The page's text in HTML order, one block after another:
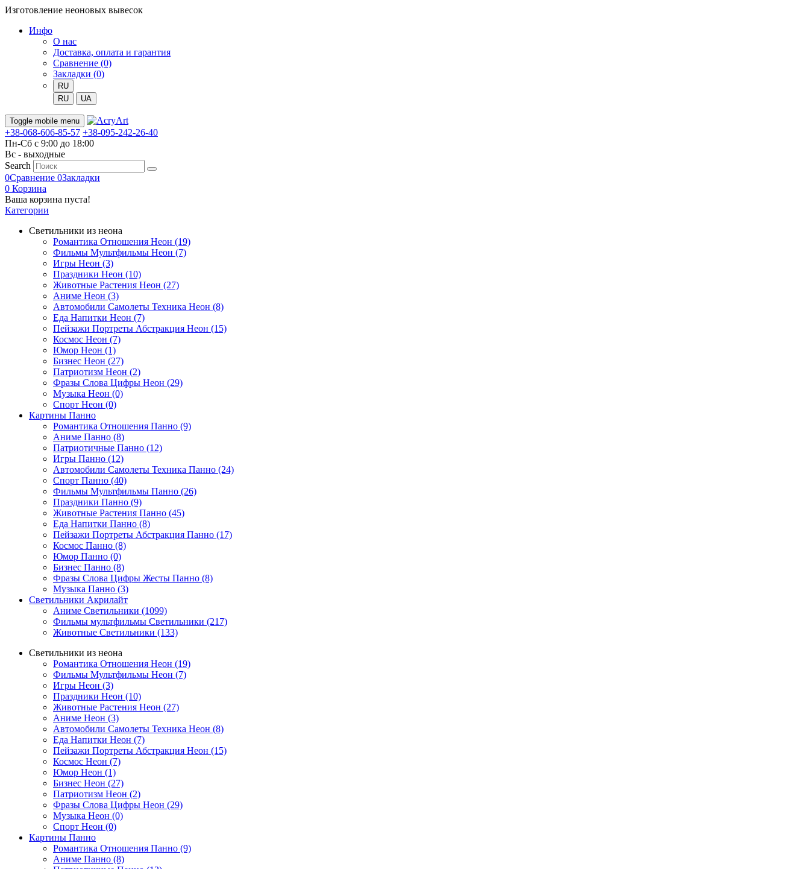
Изготовление неоновых вывесок
Инфо
О нас
Доставка, оплата и гарантия
Сравнение (0)
Закладки (0)
RU
RU
UA
Toggle mobile menu
+38-068-606-85-57 +38-095-242-26-40
Пн-Сб с 9:00 до 18:00
Вс - выходные
Search
0Сравнение 0Закладки
0 Корзина
Ваша корзина пуста!
Категории
Светильники из неона
Романтика Отношения Неон (19)
Фильмы Мультфильмы Неон (7)
Игры Неон (3)
Праздники Неон (10)
Животные Растения Неон (27)
Аниме Неон (3)
Автомобили Самолеты Техника Неон (8)
Еда Напитки Неон (7)
Пейзажи Портреты Абстракция Неон (15)
Космос Неон (7)
Юмор Неон (1)
Бизнес Неон (27)
Патриотизм Неон (2)
Фразы Слова Цифры Неон (29)
Музыка Неон (0)
Спорт Неон (0)
Картины Панно
Романтика Отношения Панно (9)
Аниме Панно (8)
Патриотичные Панно (12)
Игры Панно (12)
Автомобили Самолеты Техника Панно (24)
Спорт Панно (40)
Фильмы Мультфильмы Панно (26)
Праздники Панно (9)
Животные Растения Панно (45)
Еда Напитки Панно (8)
Пейзажи Портреты Абстракция Панно (17)
Космос Панно (8)
Юмор Панно (0)
Бизнес Панно (8)
Фразы Слова Цифры Жесты Панно (8)
Музыка Панно (3)
Светильники Акрилайт
Аниме Светильники (1099)
Фильмы мультфильмы Светильники (217)
Животные Светильники (133)
Светильники из неона
Романтика Отношения Неон (19)
Фильмы Мультфильмы Неон (7)
Игры Неон (3)
Праздники Неон (10)
Животные Растения Неон (27)
Аниме Неон (3)
Автомобили Самолеты Техника Неон (8)
Еда Напитки Неон (7)
Пейзажи Портреты Абстракция Неон (15)
Космос Неон (7)
Юмор Неон (1)
Бизнес Неон (27)
Патриотизм Неон (2)
Фразы Слова Цифры Неон (29)
Музыка Неон (0)
Спорт Неон (0)
Картины Панно
Романтика Отношения Панно (9)
Аниме Панно (8)